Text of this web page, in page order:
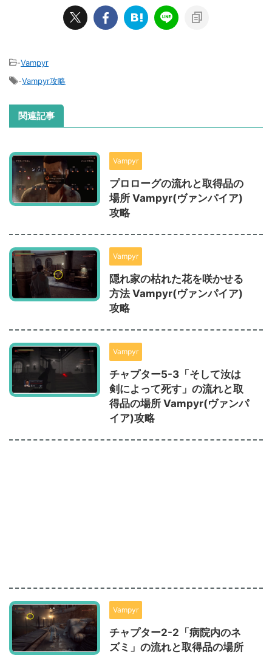
-Vampyr
-Vampyr攻略
関連記事
Vampyr
プロローグの流れと取得品の
場所 Vampyr(ヴァンパイア)
攻略
Vampyr
隠れ家の枯れた花を咲かせる
方法 Vampyr(ヴァンパイア)
攻略
Vampyr
チャプター5-3「そして汝は
剣によって死す」の流れと取
得品の場所 Vampyr(ヴァンパ
イア)攻略
Vampyr
チャプター2-2「病院内のネ
ズミ」の流れと取得品の場所